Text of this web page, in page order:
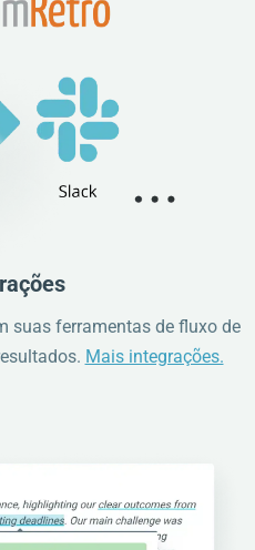
suas ferramentas de fluxo de
Mais integrações.